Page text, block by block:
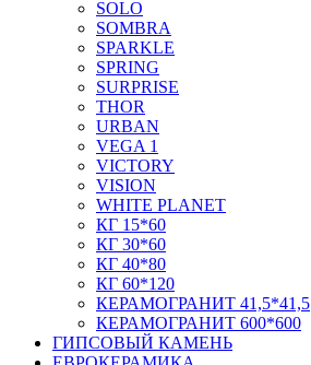
SOLO
SOMBRA
SPARKLE
SPRING
SURPRISE
THOR
URBAN
VEGA 1
VICTORY
VISION
WHITE PLANET
КГ 15*60
КГ 30*60
КГ 40*80
КГ 60*120
КЕРАМОГРАНИТ 41,5*41,5
КЕРАМОГРАНИТ 600*600
ГИПСОВЫЙ КАМЕНЬ